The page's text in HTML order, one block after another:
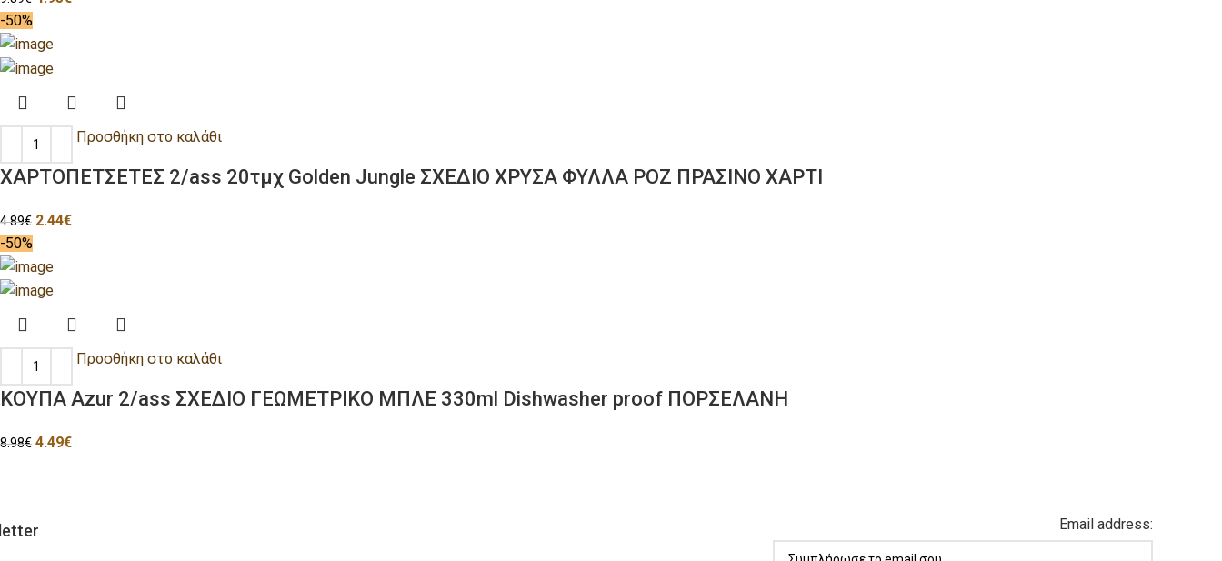
-50%
Προσθήκη στο καλάθι
ΧΑΡΤΟΠΕΤΣΕΤΕΣ 2/ass 20τμχ Golden Jungle ΣΧΕΔΙΟ ΧΡΥΣΑ ΦΥΛΛΑ ΡΟΖ ΠΡΑΣΙΝΟ ΧΑΡΤΙ
4.89€ 2.44€
-50%
Προσθήκη στο καλάθι
ΚΟΥΠΑ Azur 2/ass ΣΧΕΔΙΟ ΓΕΩΜΕΤΡΙΚΟ ΜΠΛΕ 330ml Dishwasher proof ΠΟΡΣΕΛΑΝΗ
8.98€ 4.49€
Email address: